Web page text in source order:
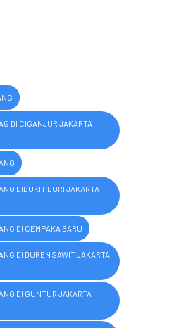
DI CIGANJUR JAKARTA
DIBUKIT DURI JAKARTA
DI CEMPAKA BARU
DI DUREN SAWIT JAKARTA
DI GUNTUR JAKARTA